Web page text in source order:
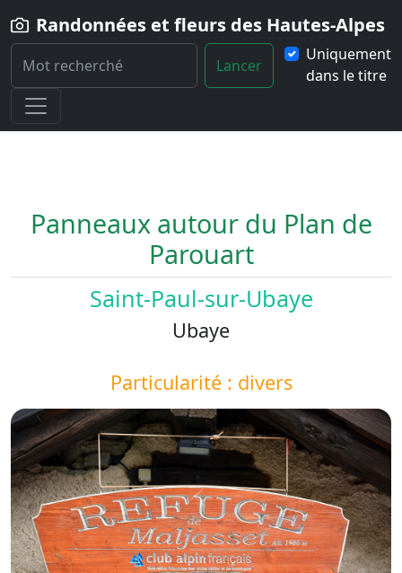
Randonnées et fleurs des Hautes-Alpes
Lancer
Uniquement
dans le titre
Home
Paysage
Panneaux-autour-du-Plan-de-Parouart
Panneaux autour du Plan de
Parouart
Saint-Paul-sur-Ubaye
Ubaye
Particularité : divers